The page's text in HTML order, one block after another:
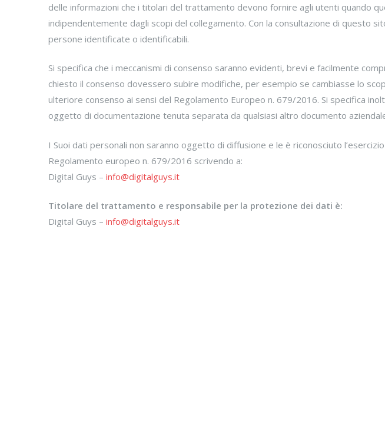
delle informazioni che i titolari del trattamento devono fornire agli utenti quando
indipendentemente dagli scopi del collegamento. Con la consultazione di questo
persone identificate o identificabili.
Si specifica che i meccanismi di consenso saranno evidenti, brevi e facilmente
chiesto il consenso dovessero subire modifiche, per esempio se cambiasse lo
ulteriore consenso ai sensi del Regolamento Europeo n. 679/2016. Si specifica
oggetto di documentazione tenuta separata da qualsiasi altro documento
I Suoi dati personali non saranno oggetto di diffusione e le è riconosciuto
Regolamento europeo n. 679/2016 scrivendo a:
Digital Guys – info@digitalguys.it
Titolare del trattamento e responsabile per la protezione dei dati è:
Digital Guys – info@digitalguys.it